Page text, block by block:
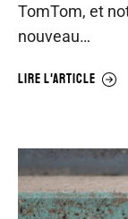
TomTom, et
nouveau…
LIRE L'ARTICLE